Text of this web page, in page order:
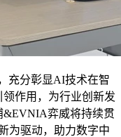
充分彰显AI技术在智
作用，为行业创新发
&EVNIA弈威将持续贯
为驱动，助力数字中